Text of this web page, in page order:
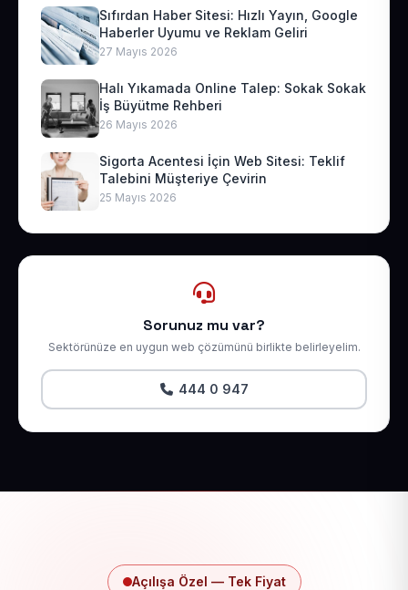
Sıfırdan Haber Sitesi: Hızlı Yayın, Google
Haberler Uyumu ve Reklam Geliri
27 Mayıs 2026
Halı Yıkamada Online Talep: Sokak Sokak
İş Büyütme Rehberi
26 Mayıs 2026
Sigorta Acentesi İçin Web Sitesi: Teklif
Talebini Müşteriye Çevirin
25 Mayıs 2026
Sorunuz mu var?
Sektörünüze en uygun web çözümünü birlikte belirleyelim.
444 0 947
Açılışa Özel — Tek Fiyat